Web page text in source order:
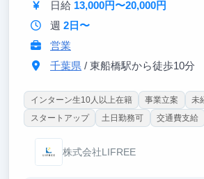
日給 13,000円〜20,000円
週 2日〜
営業
千葉県/ 東船橋駅から徒歩10分
インターン生10人以上在籍 事業立案 未
スタートアップ
土日勤務可 交通費支給
株式会社LIFREE